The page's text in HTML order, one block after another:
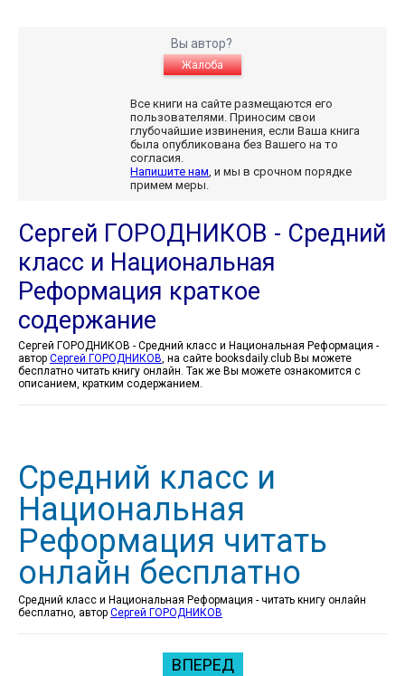
Вы автор?
Жалоба
Все книги на сайте размещаются его
пользователями. Приносим свои
глубочайшие извинения, если Ваша книга
была опубликована без Вашего на то
согласия.
Напишите нам, и мы в срочном порядке
примем меры.
Сергей ГОРОДНИКОВ - Средний
класс и Национальная
Реформация краткое
содержание
Сергей ГОРОДНИКОВ - Средний класс и Национальная Реформация -
автор Сергей ГОРОДНИКОВ, на сайте booksdaily.club Вы можете
бесплатно читать книгу онлайн. Так же Вы можете ознакомится с
описанием, кратким содержанием.
Средний класс и
Национальная
Реформация читать
онлайн бесплатно
Средний класс и Национальная Реформация - читать книгу онлайн
бесплатно, автор Сергей ГОРОДНИКОВ
ВПЕРЕД